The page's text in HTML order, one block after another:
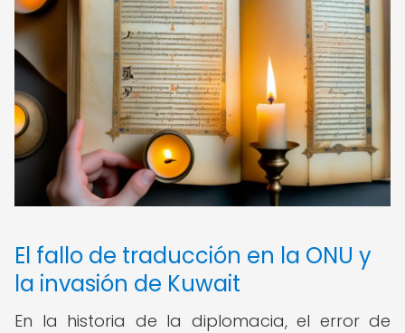
El fallo de traducción en la ONU y
la invasión de Kuwait
En la historia de la diplomacia, el error de